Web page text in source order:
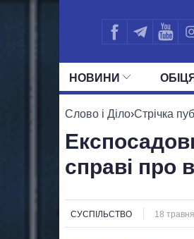
НОВИНИ
УСІ
Слово і Діло›Стрічка
справі про
СУСПІЛЬСТВО 18